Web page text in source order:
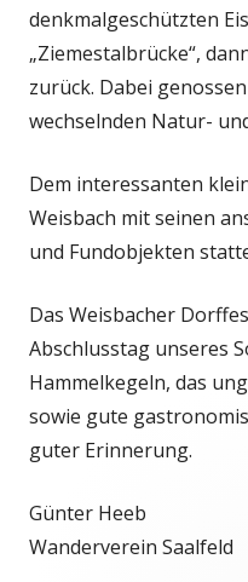
denkmalgeschützten
„Ziemestalbrücke“,
zurück. Dabei
wechselnden Natur-
Dem interessanten
Weisbach mit seinen
und Fundobjekten
Das Weisbacher
Abschlusstag unseres
Hammelkegeln, das
sowie gute
guter Erinnerung.
Günter Heeb
Wanderverein Saalfeld